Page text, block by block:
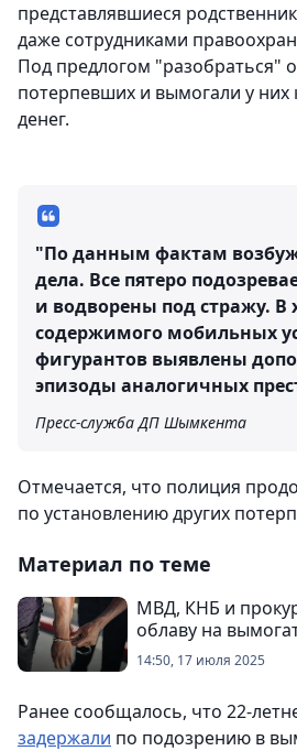
представлявшиеся
даже сотрудниками
Под предлогом "разобраться"
потерпевших и вымогали у
денег.
"По данным фактам
дела. Все пятеро
и водворены под стражу. В
содержимого мобильных
фигурантов выявлены
эпизоды аналогичных
Пресс-служба ДП Шымкента
Отмечается, что полиция
по установлению других
Материал по теме
МВД, КНБ и
облаву на
14:50, 17 июля 2025
Ранее сообщалось, что 22-
задержали по подозрению в